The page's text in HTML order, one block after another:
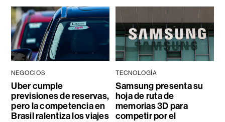
NEGOCIOS
Uber cumple
previsiones de reservas,
pero la competencia en
Brasil ralentiza los viajes
TECNOLOGÍA
Samsung presenta su
hoja de ruta de
memorias 3D para
competir por el